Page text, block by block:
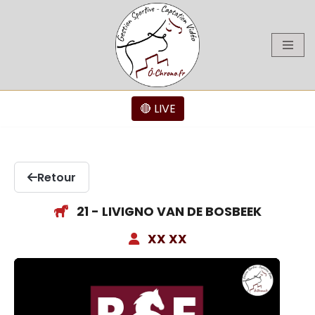
🔴 LIVE
Retour
21 - LIVIGNO VAN DE BOSBEEK
XX XX